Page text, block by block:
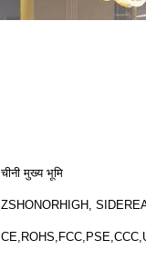
चीनी मुख्य भूमि
ZSHONORHIGH,